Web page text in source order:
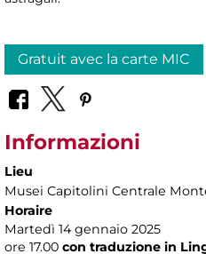
Gratuit avec la carte MIC
Informazioni
Lieu
Musei Capitolini Centrale
Horaire
Martedì 14 gennaio 2025
ore 17.00 con traduzione in